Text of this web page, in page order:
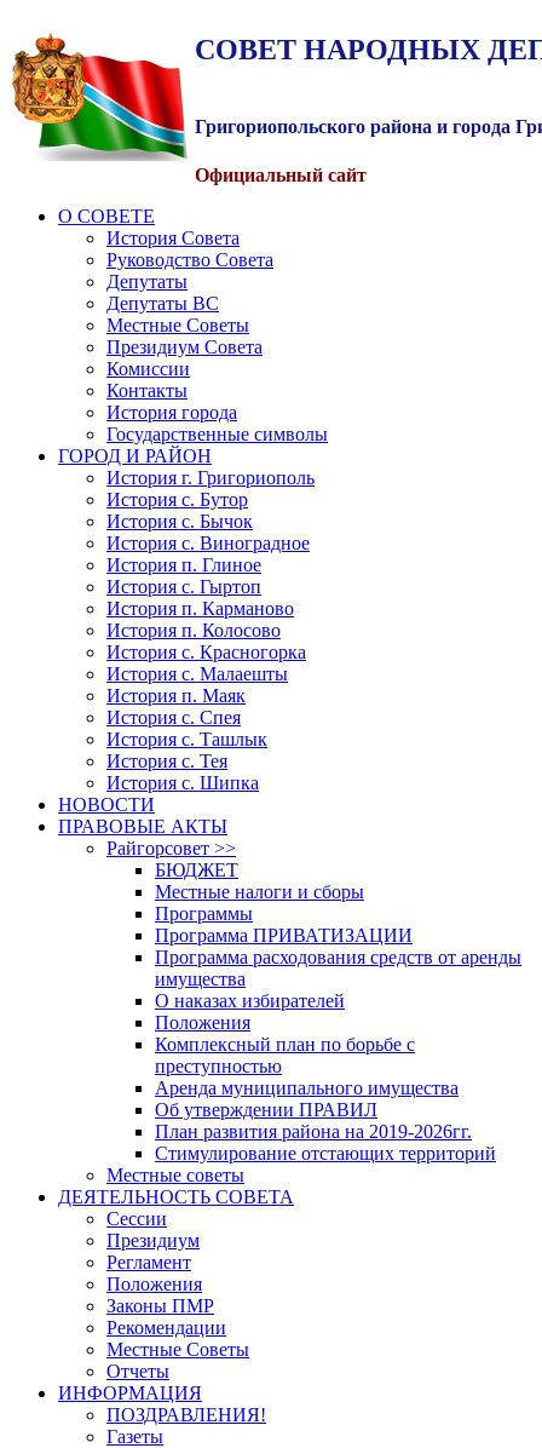
СОВЕТ НАРОДНЫХ
Григориопольского района и города
Официальный сайт
О СОВЕТЕ
История Совета
Руководство Совета
Депутаты
Депутаты ВС
Местные Советы
Президиум Совета
Комиссии
Контакты
История города
Государственные символы
ГОРОД И РАЙОН
История г. Григориополь
История с. Бутор
История с. Бычок
История с. Виноградное
История п. Глиное
История с. Гыртоп
История п. Карманово
История п. Колосово
История с. Красногорка
История с. Малаешты
История п. Маяк
История с. Спея
История с. Ташлык
История с. Тея
История с. Шипка
НОВОСТИ
ПРАВОВЫЕ АКТЫ
Райгорсовет >>
БЮДЖЕТ
Местные налоги и сборы
Программы
Программа ПРИВАТИЗАЦИИ
Программа расходования средств от аренды
имущества
О наказах избирателей
Положения
Комплексный план по борьбе с
преступностью
Аренда муниципального имущества
Об утверждении ПРАВИЛ
План развития района на 2019-2026гг.
Стимулирование отстающих территорий
Местные советы
ДЕЯТЕЛЬНОСТЬ СОВЕТА
Сессии
Президиум
Регламент
Положения
Законы ПМР
Рекомендации
Местные Советы
Отчеты
ИНФОРМАЦИЯ
ПОЗДРАВЛЕНИЯ!
Газеты